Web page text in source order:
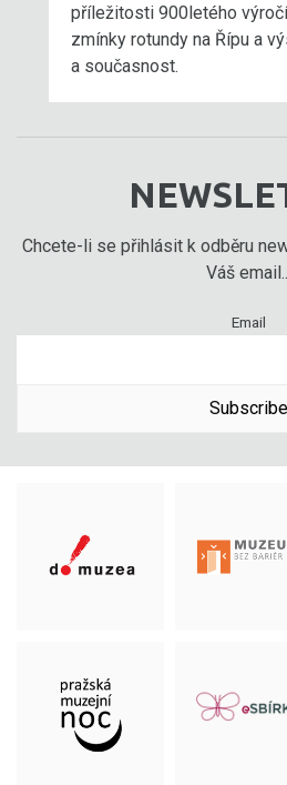
příležitosti 900letého
zmínky rotundy na Řípu a
a současnost.
Chcete-li se přihlásit k odběru
Váš
Email
Subscribe